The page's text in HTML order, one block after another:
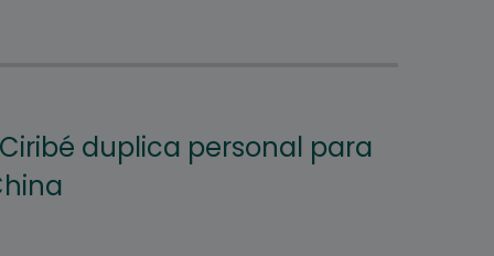
duplica personal para